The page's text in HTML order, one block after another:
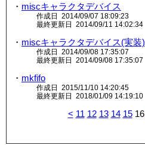
・ miscキャラクタデバイス
作成日 2014/09/07 18:09:23
最終更新日 2014/09/11 14:02:34
・ miscキャラクタデバイス(実装)
作成日 2014/09/08 17:35:07
最終更新日 2014/09/08 17:35:07
・ mkfifo
作成日 2015/11/10 14:20:45
最終更新日 2018/01/09 14:19:10
< 11 12 13 14 15 16